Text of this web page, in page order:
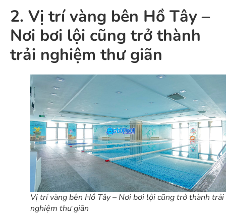
2. Vị trí vàng bên Hồ Tây –
Nơi bơi lội cũng trở thành
trải nghiệm thư giãn
Vị trí vàng bên Hồ Tây – Nơi bơi lội cũng trở thành trải
nghiệm thư giãn